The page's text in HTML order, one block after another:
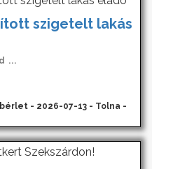
szigetelt lakás
...
- 2026-07-13 - Tolna -